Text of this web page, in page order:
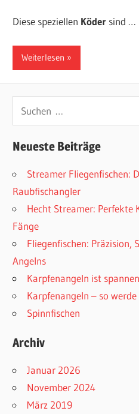
Diese speziellen Köder sind …
Weiterlesen
Neueste Beiträge
Streamer Fliegenfischen:
Raubfischangler
Hecht Streamer: Perfekte
Fänge
Fliegenfischen: Präzision,
Angelns
Karpfenangeln ist
Karpfenangeln – so
Spinnfischen
Archiv
Januar 2026
November 2024
März 2019